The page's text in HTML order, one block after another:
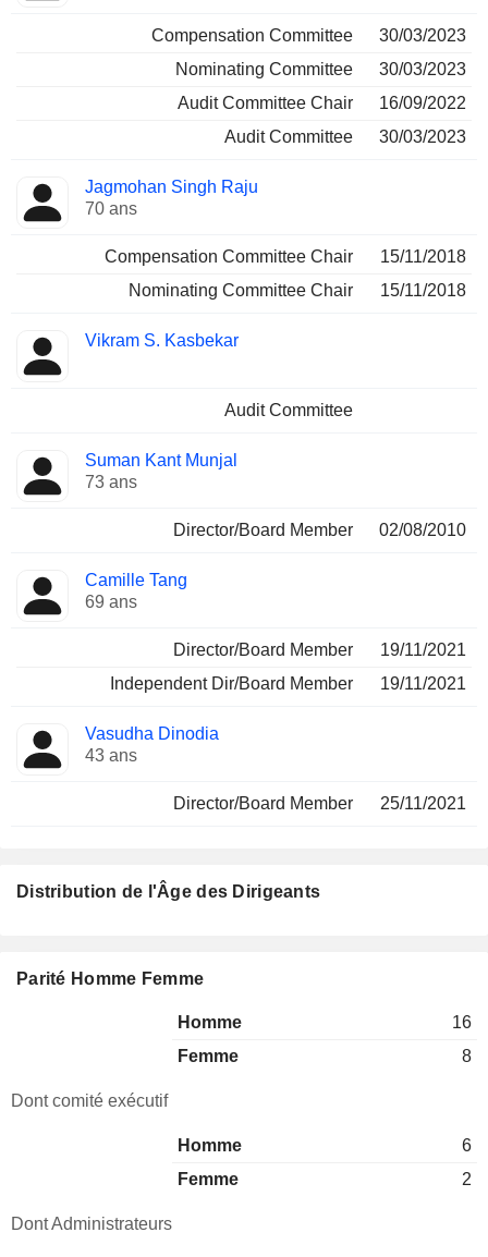
Compensation Committee
30/03/2023
Nominating Committee
30/03/2023
Audit Committee Chair
16/09/2022
Audit Committee
30/03/2023
Jagmohan Singh Raju
70 ans
Compensation Committee Chair
15/11/2018
Nominating Committee Chair
15/11/2018
Vikram S. Kasbekar
Audit Committee
Suman Kant Munjal
73 ans
Director/Board Member 02/08/2010
Camille Tang
69 ans
Director/Board Member
19/11/2021
Independent Dir/Board Member
19/11/2021
Vasudha Dinodia
43 ans
Director/Board Member 25/11/2021
Distribution de l'Âge des Dirigeants
Parité Homme Femme
Homme
16
Femme
8
Dont comité exécutif
Homme
6
Femme
2
Dont Administrateurs